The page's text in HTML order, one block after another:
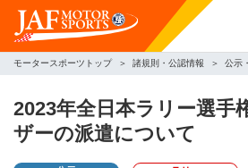
モータースポーツトップ 諸規則・公認情報 公示
2023年全日本ラリー選手
ザーの派遣について